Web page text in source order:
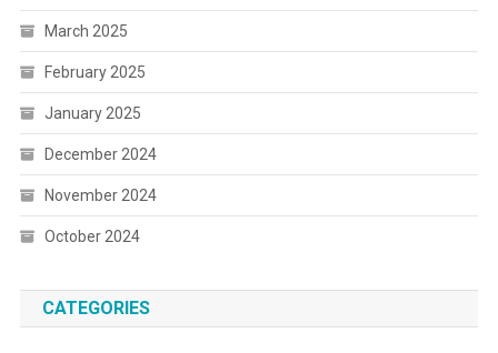
March 2025
February 2025
January 2025
December 2024
November 2024
October 2024
CATEGORIES